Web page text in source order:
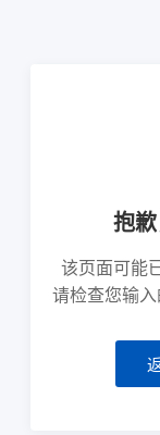
抱
该页面可能
请检查您输入